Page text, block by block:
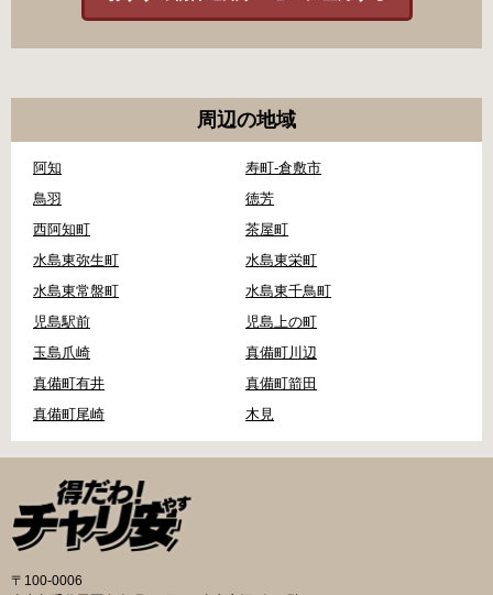
周辺の地域
阿知
寿町-倉敷市
鳥羽
徳芳
西阿知町
茶屋町
水島東弥生町
水島東栄町
水島東常盤町
水島東千鳥町
児島駅前
児島上の町
玉島爪崎
真備町川辺
真備町有井
真備町箭田
真備町尾崎
木見
〒100-0006